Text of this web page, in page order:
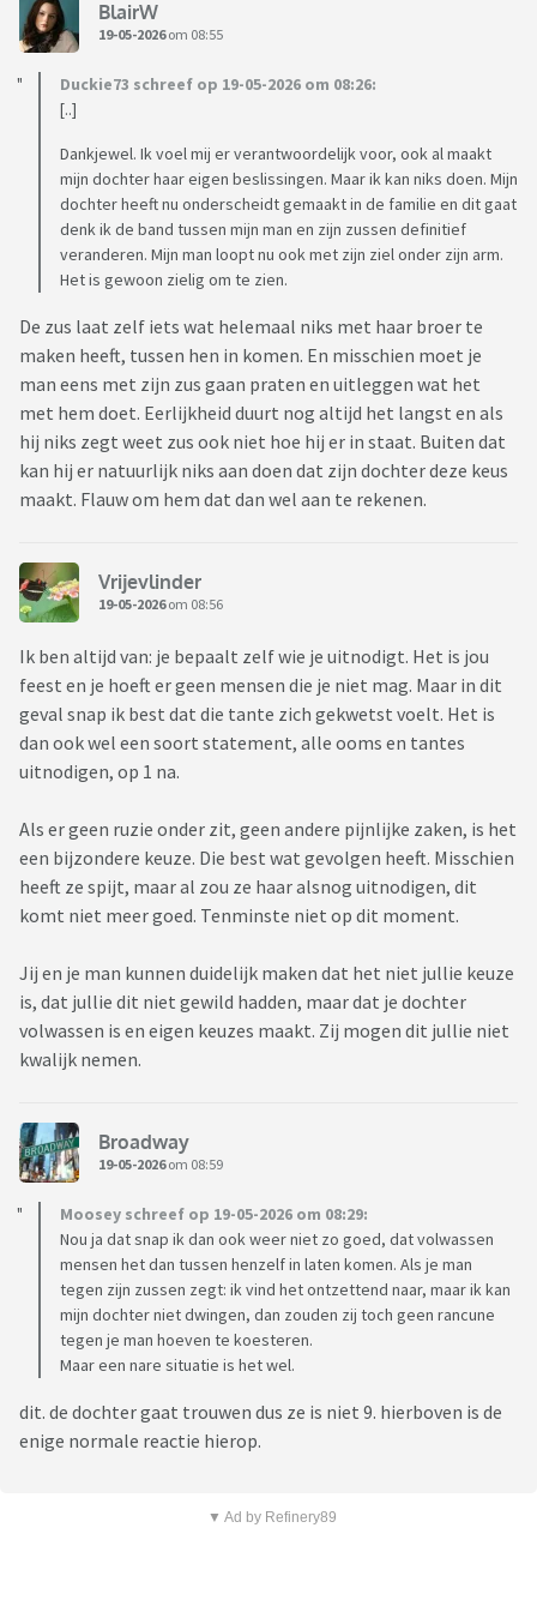
BlairW
19-05-2026om 08:55
Duckie73 schreef op 19-05-2026 om 08:26:
[..]
Dankjewel. Ik voel mij er verantwoordelijk voor, ook al maakt
mijn dochter haar eigen beslissingen. Maar ik kan niks doen. Mijn
dochter heeft nu onderscheidt gemaakt in de familie en dit gaat
denk ik de band tussen mijn man en zijn zussen definitief
veranderen. Mijn man loopt nu ook met zijn ziel onder zijn arm.
Het is gewoon zielig om te zien.
De zus laat zelf iets wat helemaal niks met haar broer te
maken heeft, tussen hen in komen. En misschien moet je
man eens met zijn zus gaan praten en uitleggen wat het
met hem doet. Eerlijkheid duurt nog altijd het langst en als
hij niks zegt weet zus ook niet hoe hij er in staat. Buiten dat
kan hij er natuurlijk niks aan doen dat zijn dochter deze keus
maakt. Flauw om hem dat dan wel aan te rekenen.
Vrijevlinder
19-05-2026om 08:56
Ik ben altijd van: je bepaalt zelf wie je uitnodigt. Het is jou
feest en je hoeft er geen mensen die je niet mag. Maar in dit
geval snap ik best dat die tante zich gekwetst voelt. Het is
dan ook wel een soort statement, alle ooms en tantes
uitnodigen, op 1 na.
Als er geen ruzie onder zit, geen andere pijnlijke zaken, is het
een bijzondere keuze. Die best wat gevolgen heeft. Misschien
heeft ze spijt, maar al zou ze haar alsnog uitnodigen, dit
komt niet meer goed. Tenminste niet op dit moment.
Jij en je man kunnen duidelijk maken dat het niet jullie keuze
is, dat jullie dit niet gewild hadden, maar dat je dochter
volwassen is en eigen keuzes maakt. Zij mogen dit jullie niet
kwalijk nemen.
Broadway
19-05-2026om 08:59
Moosey schreef op 19-05-2026 om 08:29:
Nou ja dat snap ik dan ook weer niet zo goed, dat volwassen
mensen het dan tussen henzelf in laten komen. Als je man
tegen zijn zussen zegt: ik vind het ontzettend naar, maar ik kan
mijn dochter niet dwingen, dan zouden zij toch geen rancune
tegen je man hoeven te koesteren.
Maar een nare situatie is het wel.
dit. de dochter gaat trouwen dus ze is niet 9. hierboven is de
enige normale reactie hierop.
▼ Ad by Refinery89